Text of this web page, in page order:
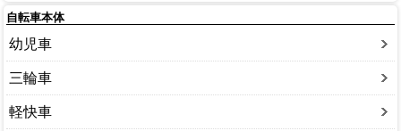
自転車本体
幼児車
三輪車
軽快車